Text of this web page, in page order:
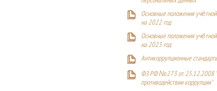
Основные положения
на 2022 год
Основные положения
на 2023 год
Антикоррупционные
ФЗ РФ №273 от 25.12.2008
противодействии коррупции"